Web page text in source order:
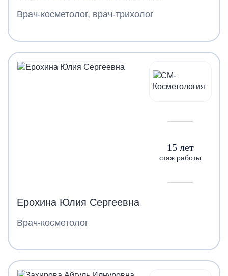
Врач-косметолог, врач-трихолог
15 лет
стаж работы
Ерохина Юлия Сергеевна
Врач-косметолог